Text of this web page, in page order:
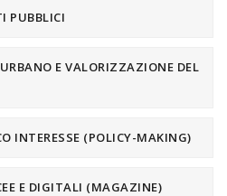
PUBBLICI
E VALORIZZAZIONE DEL
INTERESSE (POLICY-MAKING)
E DIGITALI (MAGAZINE)